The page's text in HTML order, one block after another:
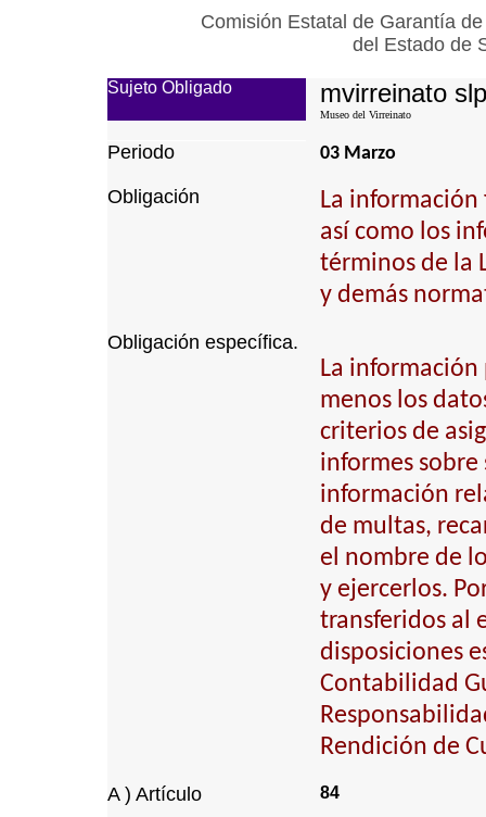
Comisión Estatal de Garantía
del Estado de
Sujeto Obligado mvirreinato slp
Museo del Virreinato
Periodo 03 Marzo
Obligación
La información
así como los
términos de la
y demás
Obligación específica.
La
menos los
criterios de
informes
información
de multas,
el nombre de
y ejercerlos.
transferidos al
disposiciones
Contabilidad
Rendición de
A ) Artículo 84